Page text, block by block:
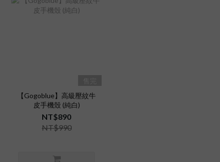
【Gogoblue】高級壓紋牛
皮手機殼 (純白)
NT$890
NT$990